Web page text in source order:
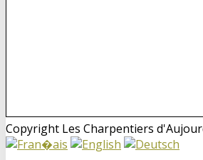
Copyright Les Charpentiers